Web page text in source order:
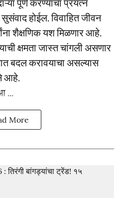
होईल. विवाहित जीवन
शैक्षणिक यश मिळणार आहे.
क्षमता जास्त चांगली असणार
बदल करावयाचा असल्यास
आहे.
More